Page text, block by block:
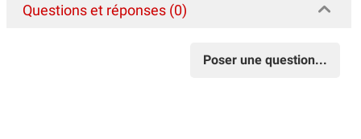
Questions et réponses (0)
Poser une question...